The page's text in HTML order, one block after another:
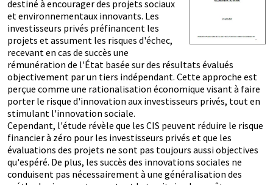
destiné à encourager des projets sociaux
et environnementaux innovants. Les
investisseurs privés préfinancent les
projets et assument les risques d'échec,
recevant en cas de succès une
rémunération de l'État basée sur des résultats évalués
objectivement par un tiers indépendant. Cette approche est
perçue comme une rationalisation économique visant à faire
porter le risque d'innovation aux investisseurs privés, tout en
stimulant l'innovation sociale.
Cependant, l'étude révèle que les CIS peuvent réduire le risque
financier à zéro pour les investisseurs privés et que les
évaluations des projets ne sont pas toujours aussi objectives
qu'espéré. De plus, les succès des innovations sociales ne
conduisent pas nécessairement à une généralisation des